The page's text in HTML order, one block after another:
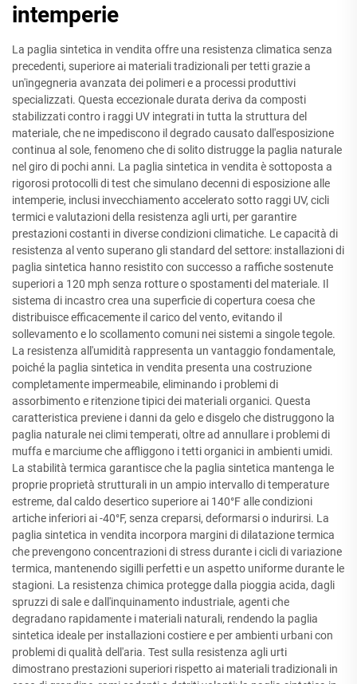
intemperie
La paglia sintetica in vendita offre una resistenza climatica senza
precedenti, superiore ai materiali tradizionali per tetti grazie a
un'ingegneria avanzata dei polimeri e a processi produttivi
specializzati. Questa eccezionale durata deriva da composti
stabilizzati contro i raggi UV integrati in tutta la struttura del
materiale, che ne impediscono il degrado causato dall'esposizione
continua al sole, fenomeno che di solito distrugge la paglia naturale
nel giro di pochi anni. La paglia sintetica in vendita è sottoposta a
rigorosi protocolli di test che simulano decenni di esposizione alle
intemperie, inclusi invecchiamento accelerato sotto raggi UV, cicli
termici e valutazioni della resistenza agli urti, per garantire
prestazioni costanti in diverse condizioni climatiche. Le capacità di
resistenza al vento superano gli standard del settore: installazioni di
paglia sintetica hanno resistito con successo a raffiche sostenute
superiori a 120 mph senza rotture o spostamenti del materiale. Il
sistema di incastro crea una superficie di copertura coesa che
distribuisce efficacemente il carico del vento, evitando il
sollevamento e lo scollamento comuni nei sistemi a singole tegole.
La resistenza all'umidità rappresenta un vantaggio fondamentale,
poiché la paglia sintetica in vendita presenta una costruzione
completamente impermeabile, eliminando i problemi di
assorbimento e ritenzione tipici dei materiali organici. Questa
caratteristica previene i danni da gelo e disgelo che distruggono la
paglia naturale nei climi temperati, oltre ad annullare i problemi di
muffa e marciume che affliggono i tetti organici in ambienti umidi.
La stabilità termica garantisce che la paglia sintetica mantenga le
proprie proprietà strutturali in un ampio intervallo di temperature
estreme, dal caldo desertico superiore ai 140°F alle condizioni
artiche inferiori ai -40°F, senza creparsi, deformarsi o indurirsi. La
paglia sintetica in vendita incorpora margini di dilatazione termica
che prevengono concentrazioni di stress durante i cicli di variazione
termica, mantenendo sigilli perfetti e un aspetto uniforme durante le
stagioni. La resistenza chimica protegge dalla pioggia acida, dagli
spruzzi di sale e dall'inquinamento industriale, agenti che
degradano rapidamente i materiali naturali, rendendo la paglia
sintetica ideale per installazioni costiere e per ambienti urbani con
problemi di qualità dell'aria. Test sulla resistenza agli urti
dimostrano prestazioni superiori rispetto ai materiali tradizionali in